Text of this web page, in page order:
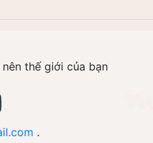
thế giới của bạn
.